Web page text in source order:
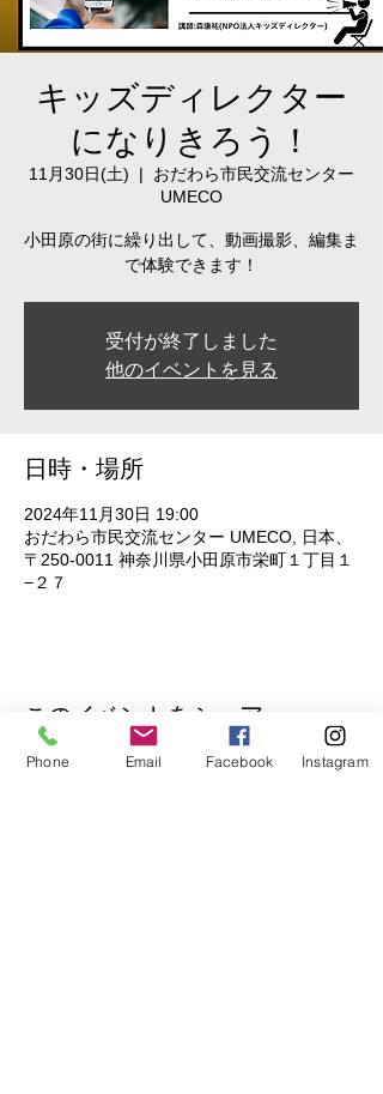
キッズディレクター
になりきろう！
11月30日(土)
  |
おだわら市民交流センター
UMECO
小田原の街に繰り出して、動画撮影、編集ま
で体験できます！
受付が終了しました
他のイベントを見る
日時・場所
2024年11月30日 19:00
おだわら市民交流センター UMECO, 日本、
〒250-0011 神奈川県小田原市栄町１丁目１
−２７
このイベントをシェア
Phone Email Facebook Instagram